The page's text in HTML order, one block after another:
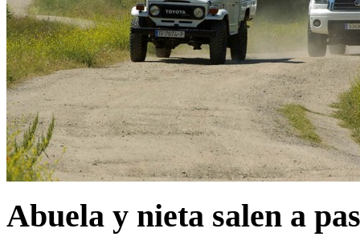
Abuela y nieta salen a